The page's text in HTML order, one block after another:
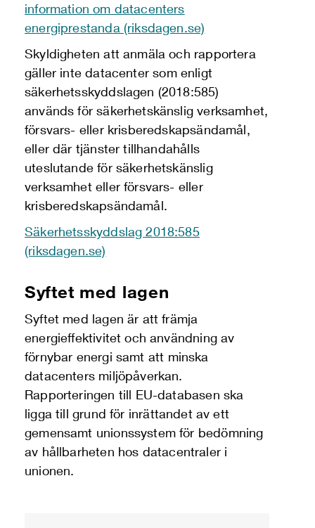
information om datacenters
energiprestanda (riksdagen.se)
Skyldigheten att anmäla och rapportera
gäller intedatacenter som enligt
säkerhetsskyddslagen (2018:585)
används för säkerhetskänslig verksamhet,
försvars- eller krisberedskapsändamål,
eller där tjänster tillhandahålls
uteslutande för säkerhetskänslig
verksamhet eller försvars- eller
krisberedskapsändamål.​
Säkerhetsskyddslag 2018:585
(riksdagen.se)
Syftet med lagen
Syftet med lagen är att främja
energieffektivitet och användning av
förnybar energi samt att minska
datacenters miljöpåverkan.
Rapporteringen till EU-databasen ska
ligga till grund för inrättandet av ett
gemensamt unionssystem för bedömning
av hållbarheten hos datacentraler i
unionen.